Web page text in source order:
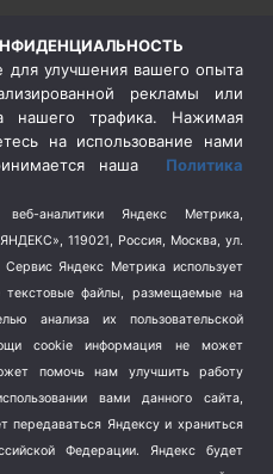
улучшения вашего опыта
рекламы или
нашего трафика. Нажимая
на использование нами
наша Политика
аналитики Яндекс Метрика,
119021, Россия, Москва, ул.
Яндекс Метрика использует
файлы, размещаемые на
анализа их пользовательской
cookie информация не может
помочь нам улучшить работу
вами данного сайта,
передаваться Яндексу и храниться
Федерации. Яндекс будет